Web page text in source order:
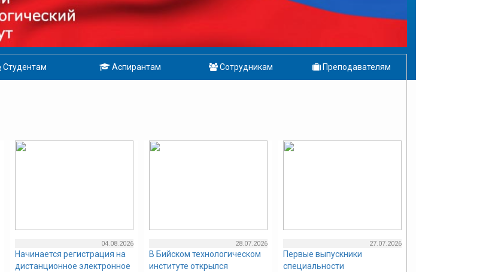
Студентам Аспирантам Сотрудникам Преподавателям
04.08.2026
Начинается регистрация на
дистанционное электронное
28.07.2026
В Бийском технологическом
институте открылся
27.07.2026
Первые выпускники
специальности